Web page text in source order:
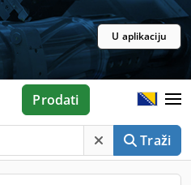
U aplikaciju
Traži
Prodati